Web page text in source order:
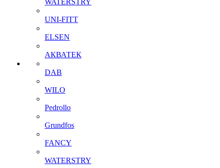
WATERSTRY
UNI-FITT
ELSEN
АКВАТЕК
DAB
WILO
Pedrollo
Grundfos
FANCY
WATERSTRY